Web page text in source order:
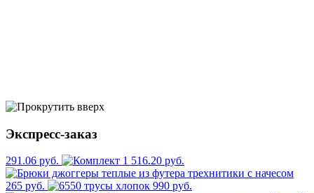
Экспресс-заказ
291.06 руб. 1 516.20 руб.
265 руб. 990 руб.